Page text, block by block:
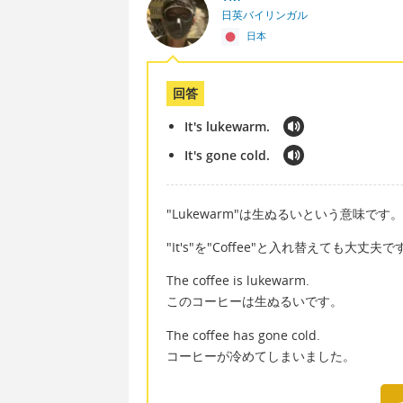
日英バイリンガル
日本
回答
It's lukewarm.
It's gone cold.
"Lukewarm"は生ぬるいという意味です。
"It's"を"Coffee"と入れ替えても大丈夫で
The coffee is lukewarm.
このコーヒーは生ぬるいです。
The coffee has gone cold.
コーヒーが冷めてしまいました。